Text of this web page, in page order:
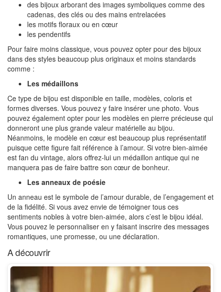
des bijoux arborant des images symboliques comme des
cadenas, des clés ou des mains entrelacées
les motifs floraux ou en cœur
les pendentifs
Pour faire moins classique, vous pouvez opter pour des bijoux
dans des styles beaucoup plus originaux et moins standards
comme :
Les médaillons
Ce type de bijou est disponible en taille, modèles, coloris et
formes diverses. Vous pouvez y faire insérer une photo. Vous
pouvez également opter pour les modèles en pierre précieuse qui
donneront une plus grande valeur matérielle au bijou.
Néanmoins, le modèle en cœur est beaucoup plus représentatif
puisque cette figure fait référence à l’amour. Si votre bien-aimée
est fan du vintage, alors offrez-lui un médaillon antique qui ne
manquera pas de faire battre son cœur de bonheur.
Les anneaux de poésie
Un anneau est le symbole de l’amour durable, de l’engagement et
de la fidélité. Si vous avez envie de témoigner tous ces
sentiments nobles à votre bien-aimée, alors c’est le bijou idéal.
Vous pouvez le personnaliser en y faisant inscrire des messages
romantiques, une promesse, ou une déclaration.
A découvrir